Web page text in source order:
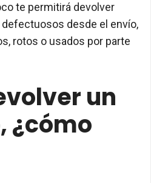
te permitirá devolver
desde el envío,
rotos o usados por parte
un
¿cómo